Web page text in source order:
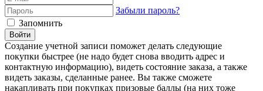
Забыли пароль?
Запомнить
Войти
Создание учетной записи поможет делать следующие
покупки быстрее (не надо будет снова вводить адрес и
контактную информацию), видеть состояние заказа, а также
видеть заказы, сделанные ранее. Вы также сможете
накапливать при покупках призовые баллы (на них тоже